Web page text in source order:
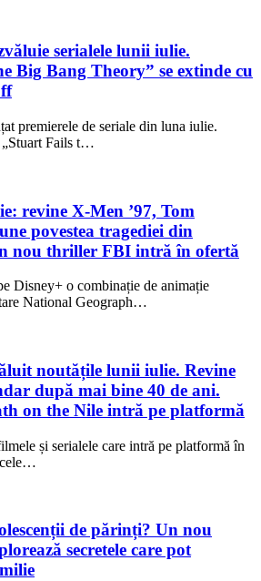
serialele lunii iulie.
Big Bang Theory” se extinde cu
premierele de seriale din luna iulie.
„Stuart Fails t…
revine X-Men ’97, Tom
povestea tragediei din
nou thriller FBI intră în ofertă
Disney+ o combinație de animație
National Geograph…
noutățile lunii iulie. Revine
după mai bine 40 de ani.
on the Nile intră pe platformă
și serialele care intră pe platformă în
de părinți? Un nou
secretele care pot